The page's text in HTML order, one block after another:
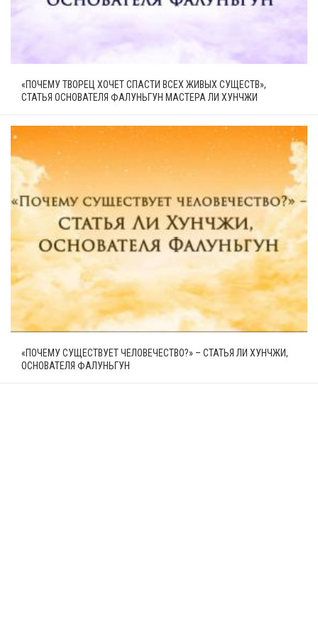
«ПОЧЕМУ ТВОРЕЦ ХОЧЕТ СПАСТИ ВСЕХ ЖИВЫХ СУЩЕСТВ»,
СТАТЬЯ ОСНОВАТЕЛЯ ФАЛУНЬГУН МАСТЕРА ЛИ ХУНЧЖИ
«ПОЧЕМУ СУЩЕСТВУЕТ ЧЕЛОВЕЧЕСТВО?» – СТАТЬЯ ЛИ ХУНЧЖИ,
ОСНОВАТЕЛЯ ФАЛУНЬГУН